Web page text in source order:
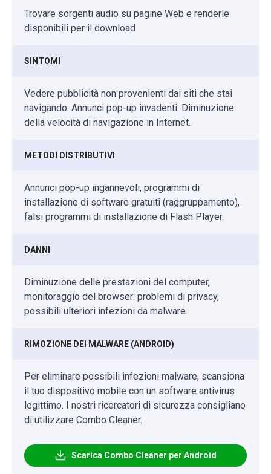
Trovare sorgenti audio su pagine Web e renderle
disponibili per il download
SINTOMI
Vedere pubblicità non provenienti dai siti che stai
navigando. Annunci pop-up invadenti. Diminuzione
della velocità di navigazione in Internet.
METODI DISTRIBUTIVI
Annunci pop-up ingannevoli, programmi di
installazione di software gratuiti (raggruppamento),
falsi programmi di installazione di Flash Player.
DANNI
Diminuzione delle prestazioni del computer,
monitoraggio del browser: problemi di privacy,
possibili ulteriori infezioni da malware.
RIMOZIONE DEI MALWARE (ANDROID)
Per eliminare possibili infezioni malware, scansiona
il tuo dispositivo mobile con un software antivirus
legittimo. I nostri ricercatori di sicurezza consigliano
di utilizzare Combo Cleaner.
Scarica Combo Cleaner per Android